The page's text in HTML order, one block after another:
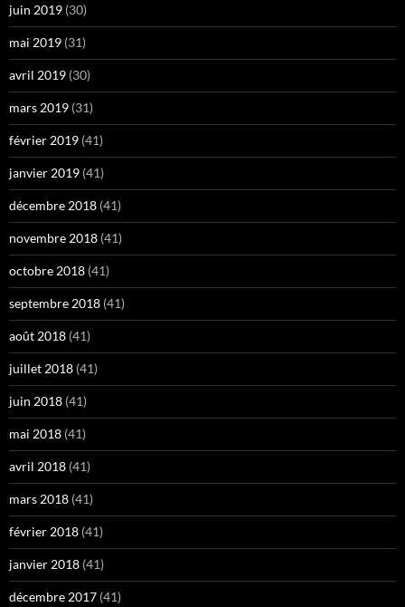
juin 2019 (30)
mai 2019 (31)
avril 2019 (30)
mars 2019 (31)
février 2019 (41)
janvier 2019 (41)
décembre 2018 (41)
novembre 2018 (41)
octobre 2018 (41)
septembre 2018 (41)
août 2018 (41)
juillet 2018 (41)
juin 2018 (41)
mai 2018 (41)
avril 2018 (41)
mars 2018 (41)
février 2018 (41)
janvier 2018 (41)
décembre 2017 (41)